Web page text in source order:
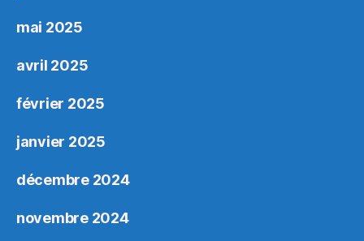
mai 2025
avril 2025
février 2025
janvier 2025
décembre 2024
novembre 2024